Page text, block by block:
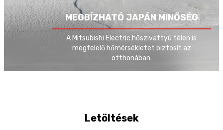
Üzemmódok
Fűtés, hűtés és használati
meleg víz készítés
MEGBÍZHATÓ JAPÁN MINŐSÉG
A Mitsubishi Electric hőszivattyú télen is
megfelelő hőmérsékletet biztosít az
otthonában.
Letöltések